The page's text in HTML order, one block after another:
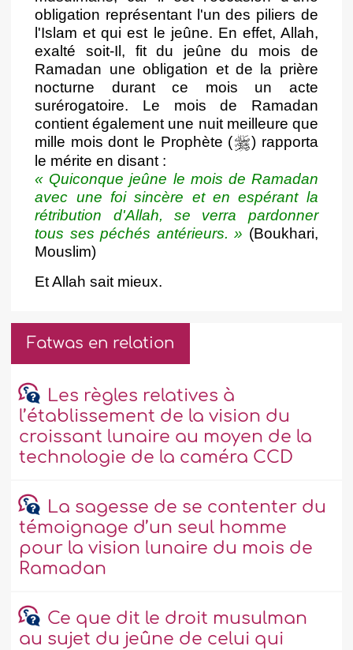
obligation représentant l'un des piliers de
l'Islam et qui est le jeûne. En effet, Allah,
exalté soit-Il, fit du jeûne du mois de
Ramadan une obligation et de la prière
nocturne durant ce mois un acte
surérogatoire. Le mois de Ramadan
contient également une nuit meilleure que
mille mois dont le Prophète (
) rapporta
le mérite en disant :
« Quiconque jeûne le mois de Ramadan
avec une foi sincère et en espérant la
rétribution d'Allah, se verra pardonner
tous ses péchés antérieurs. » (Boukhari,
Mouslim)
Et Allah sait mieux.
Fatwas en relation
Les règles relatives à
l’établissement de la vision du
croissant lunaire au moyen de la
technologie de la caméra CCD
La sagesse de se contenter du
témoignage d’un seul homme
pour la vision lunaire du mois de
Ramadan
Ce que dit le droit musulman
au sujet du jeûne de celui qui